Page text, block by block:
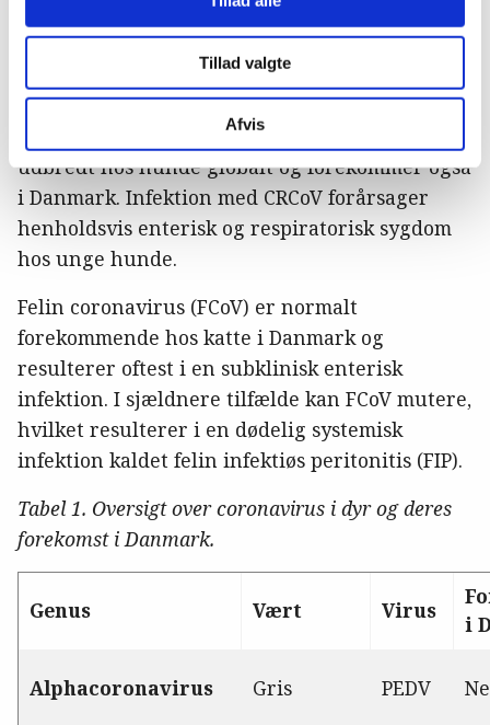
Tillad valgte
Afvis
udbredt globalt, herunder også i Danmark,
hvor den kontrolleres med vaccination.
Coronavirus i kæledyr
Canine coronavirus (CRCoV1 og CRCoV-2) er
udbredt hos hunde globalt og forekommer også
i Danmark. Infektion med CRCoV forårsager
henholdsvis enterisk og respiratorisk sygdom
hos unge hunde.
Felin coronavirus (FCoV) er normalt
forekommende hos katte i Danmark og
resulterer oftest i en subklinisk enterisk
infektion. I sjældnere tilfælde kan FCoV mutere,
hvilket resulterer i en dødelig systemisk
infektion kaldet felin infektiøs peritonitis (FIP).
Tabel 1. Oversigt over coronavirus i dyr og deres
forekomst i Danmark.
Genus Vært Virus
i
Alphacoronavirus Gris PEDV